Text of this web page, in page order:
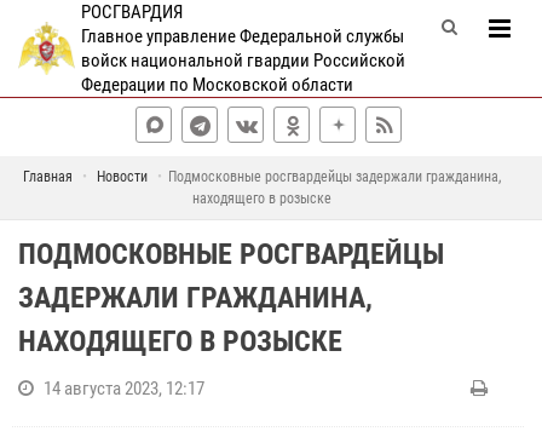
РОСГВАРДИЯ
Главное управление Федеральной службы
войск национальной гвардии Российской
Федерации по Московской области
Главная Новости
Подмосковные росгвардейцы задержали гражданина,
находящего в розыске
ПОДМОСКОВНЫЕ РОСГВАРДЕЙЦЫ
ЗАДЕРЖАЛИ ГРАЖДАНИНА,
НАХОДЯЩЕГО В РОЗЫСКЕ
14 августа 2023, 12:17